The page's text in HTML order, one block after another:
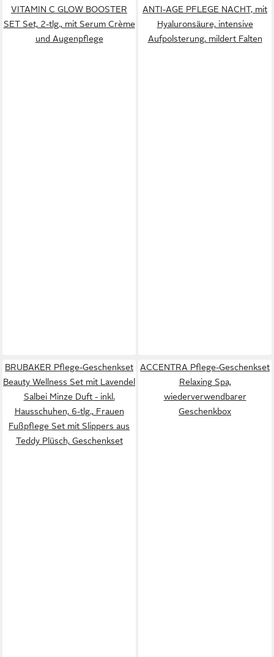
VITAMIN C GLOW BOOSTER
SET Set, 2-tlg., mit Serum Crème
und Augenpflege
ANTI-AGE PFLEGE NACHT, mit
Hyaluronsäure, intensive
Aufpolsterung, mildert Falten
BRUBAKER Pflege-Geschenkset
Beauty Wellness Set mit Lavendel
Salbei Minze Duft - inkl.
Hausschuhen, 6-tlg., Frauen
Fußpflege Set mit Slippers aus
Teddy Plüsch, Geschenkset
ACCENTRA Pflege-Geschenkset
Relaxing Spa,
wiederverwendbarer
Geschenkbox